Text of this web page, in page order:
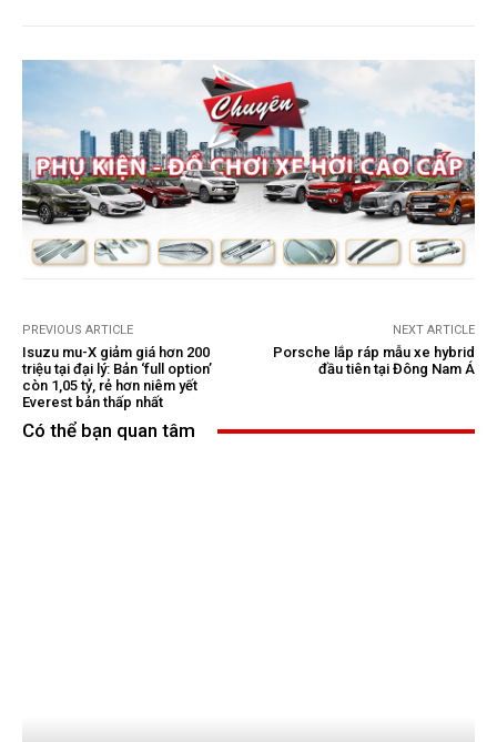
PREVIOUS ARTICLE
Isuzu mu-X giảm giá hơn 200
triệu tại đại lý: Bản ‘full option’
còn 1,05 tỷ, rẻ hơn niêm yết
Everest bản thấp nhất
NEXT ARTICLE
Porsche lắp ráp mẫu xe hybrid
đầu tiên tại Đông Nam Á
Có thể bạn quan tâm